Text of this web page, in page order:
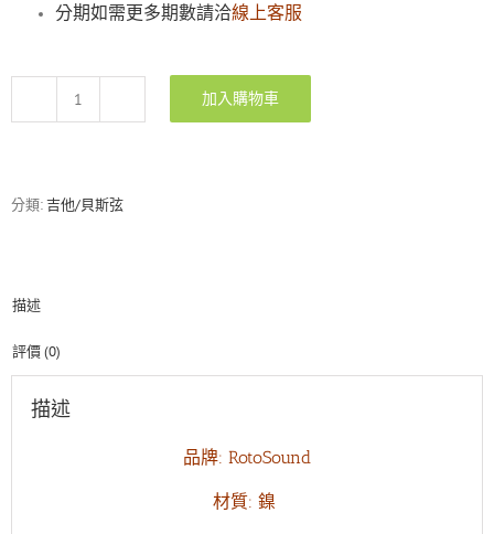
分期如需更多期數請洽線上客服
RotoSound
電
數
加入購物車
分類:吉他/貝斯弦
描述
評價 (0)
描述
品牌: RotoSound
材質: 鎳